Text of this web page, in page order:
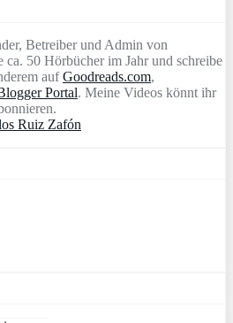
Betreiber und Admin von
ca. 50 Hörbücher im Jahr und schreibe
aufGoodreads.com,
Portal. Meine Videos könnt ihr
Ruiz Zafón